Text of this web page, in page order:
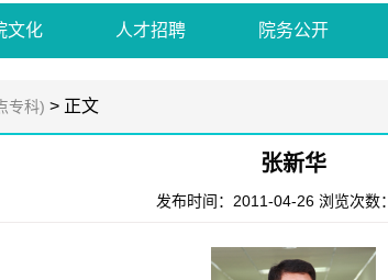
文化 人才招聘 院务公开
专科) > 正文
张新华
发布时间：2011-04-26 浏览次数：